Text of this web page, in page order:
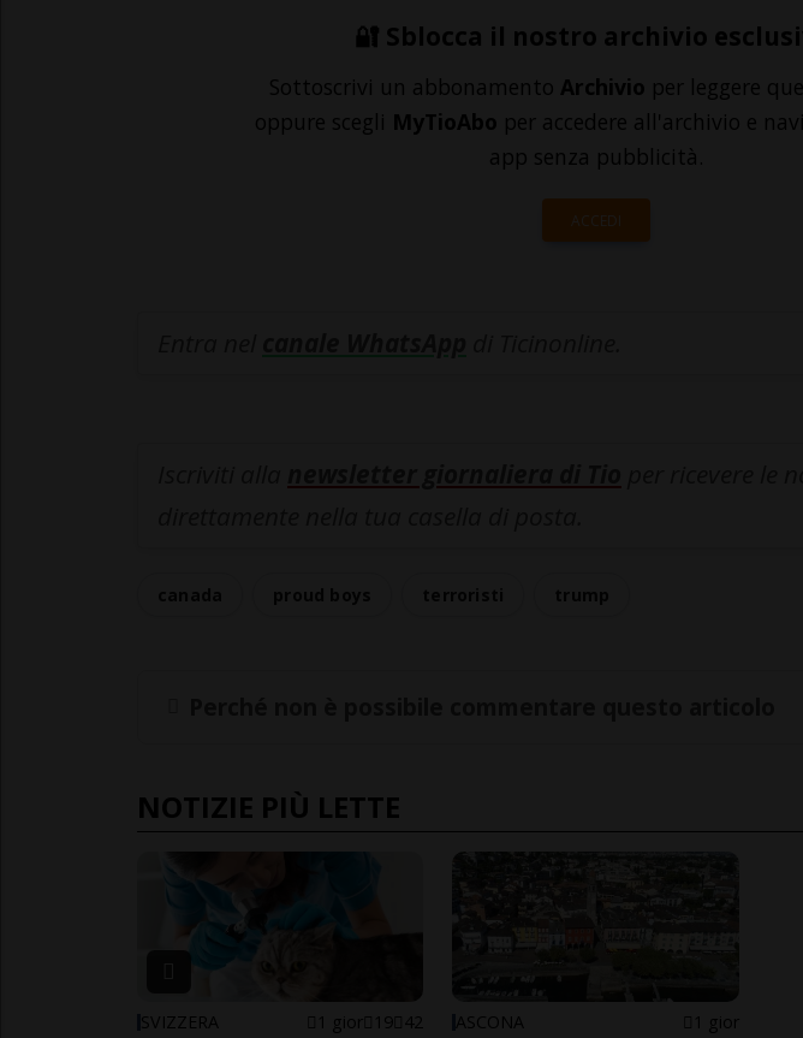
🔐 Sblocca il nostro archivio
Sottoscrivi un abbonamento Archivio per leggere
oppure scegli MyTioAbo per accedere all'archivio e
app senza pubblicità.
ACCEDI
NOTIZIE PIÙ LETTE
SVIZZERA 1 gior 19 42 ASCONA 1 gior